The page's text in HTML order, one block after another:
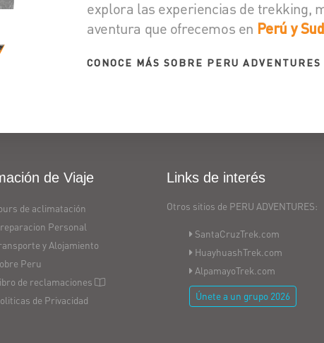
explora las experiencias de trekking,
aventura que ofrecemos en Perú y
CONOCE MÁS SOBRE PERU ADVENTURES
de Viaje
de aclimatación
Personal
y Alojamiento
Peru
de reclamaciones
de Privacidad
Links de interés
Otros sitios de PERU ADVENTURES:
SantaCruzTrek.com
HuayhuashTrek.com
AlpamayoTrek.com
Únete a un grupo 2026